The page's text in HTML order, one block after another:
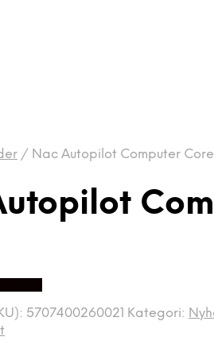
/ Nac Autopilot Computer Core
5707400260021 Kategori: